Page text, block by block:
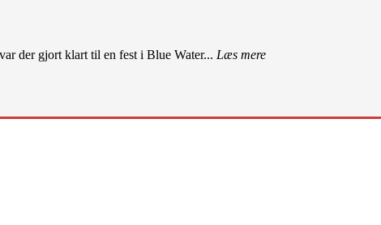
der gjort klart til en fest i Blue Water... Læs mere